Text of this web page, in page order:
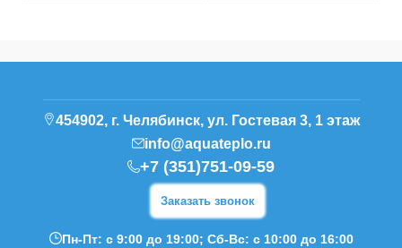
454902, г. Челябинск, ул. Гостевая 3, 1 этаж
info@aquateplo.ru
+7 (351)751-09-59
Заказать звонок
Пн-Пт: с 9:00 до 19:00; Сб-Вс: с 10:00 до 16:00